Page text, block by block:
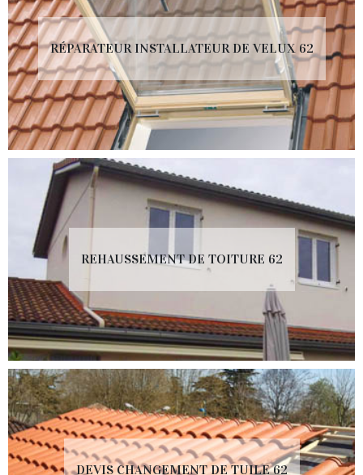
RÉPARATEUR INSTALLATEUR DE VELUX 62
REHAUSSEMENT DE TOITURE 62
DEVIS CHANGEMENT DE TUILE 62